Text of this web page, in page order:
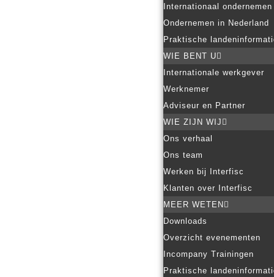
Internationaal ondernemen
Ondernemen in Nederland
Praktische
WIE BENT U
Internationale werkgever
Werknemer
Adviseur en Partner
WIE ZIJN WIJ
Ons verhaal
Ons team
Werken bij Interfisc
Klanten over Interfisc
MEER WETEN
Downloads
Overzicht evenementen
Incompany Trainingen
Praktische